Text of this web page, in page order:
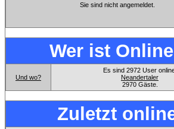
Sie sind nicht angemeldet.
Wer ist
Und wo?
Es sind 2972 User
Neandertaler
2970 Gäste.
Zuletzt